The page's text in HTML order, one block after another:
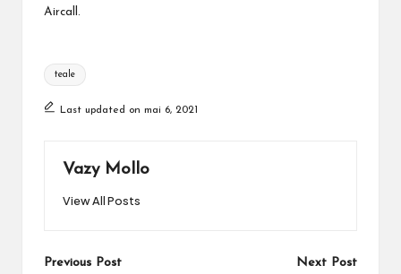
Aircall.
Tags:
teale
Last updated on mai 6, 2021
Vazy Mollo
View All Posts
Post
Previous Post Next Post